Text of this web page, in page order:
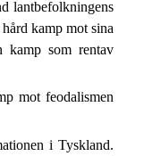
lantbefolkningens
kamp mot sina
kamp som rentav
mot feodalismen
i Tyskland.